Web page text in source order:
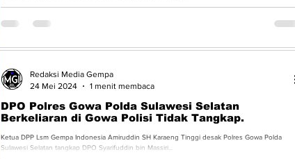
DPO Polres Gowa Polda Sulawesi Selatan
Berkeliaran di Gowa Polisi Tidak Tangkap.
Ketua DPP Lsm Gempa Indonesia Amiruddin SH Karaeng Tinggi desak Polres Gowa Polda
Sulawesi Selatan tangkap DPO Syarifuddin bin Massiri...
Redaksi Media Gempa
24 Mei 2024
1 menit membaca